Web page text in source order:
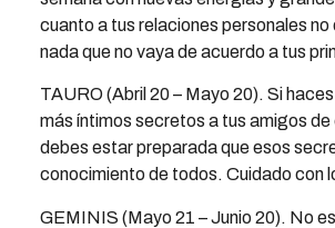
cuanto a tus relaciones personales no
nada que no vaya de acuerdo a tus
TAURO (Abril 20 – Mayo 20). Si
más íntimos secretos a tus amigos
debes estar preparada que esos
conocimiento de todos. Cuidado con
GEMINIS (Mayo 21 – Junio 20). No